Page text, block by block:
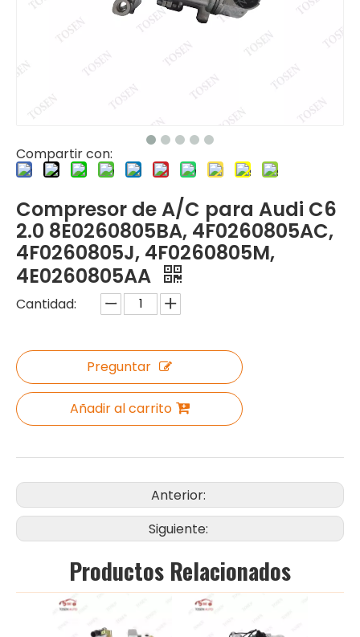
Compartir con:
Compresor de A/C para Audi C6
2.0 8E0260805BA, 4F0260805AC,
4F0260805J, 4F0260805M,
4E0260805AA
Cantidad:
Preguntar
Añadir al carrito
Anterior:
Siguiente:
Productos Relacionados